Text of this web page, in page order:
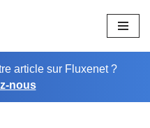
article sur Fluxenet ?
nous